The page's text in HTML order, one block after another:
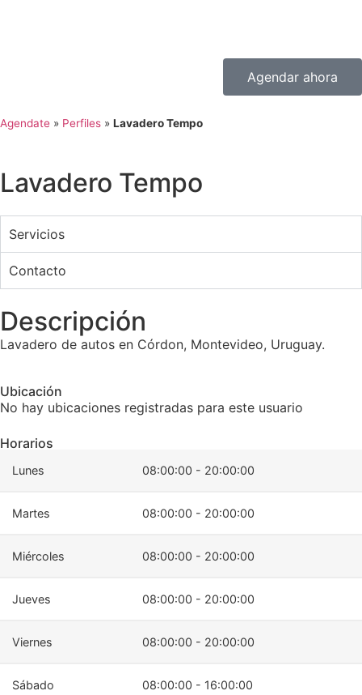
Agendar ahora
Agendate » Perfiles » Lavadero Tempo
Lavadero Tempo
Servicios
Contacto
Descripción
Lavadero de autos en Córdon, Montevideo, Uruguay.
Ubicación
No hay ubicaciones registradas para este usuario
Horarios
Lunes 08:00:00 - 20:00:00
Martes 08:00:00 - 20:00:00
Miércoles 08:00:00 - 20:00:00
Jueves 08:00:00 - 20:00:00
Viernes 08:00:00 - 20:00:00
Sábado 08:00:00 - 16:00:00